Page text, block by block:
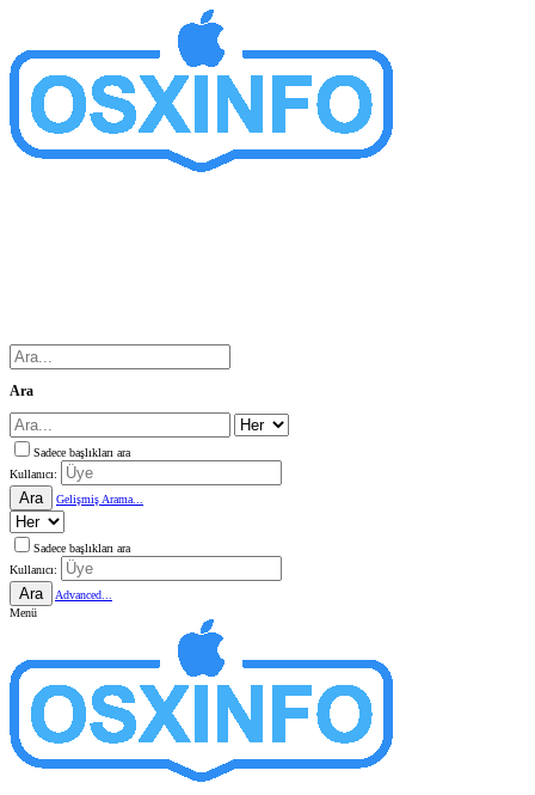
Ara
Sadece başlıkları ara
Kullanıcı:
Ara Gelişmiş Arama...
Sadece başlıkları ara
Kullanıcı:
Ara
Advanced...
Menü